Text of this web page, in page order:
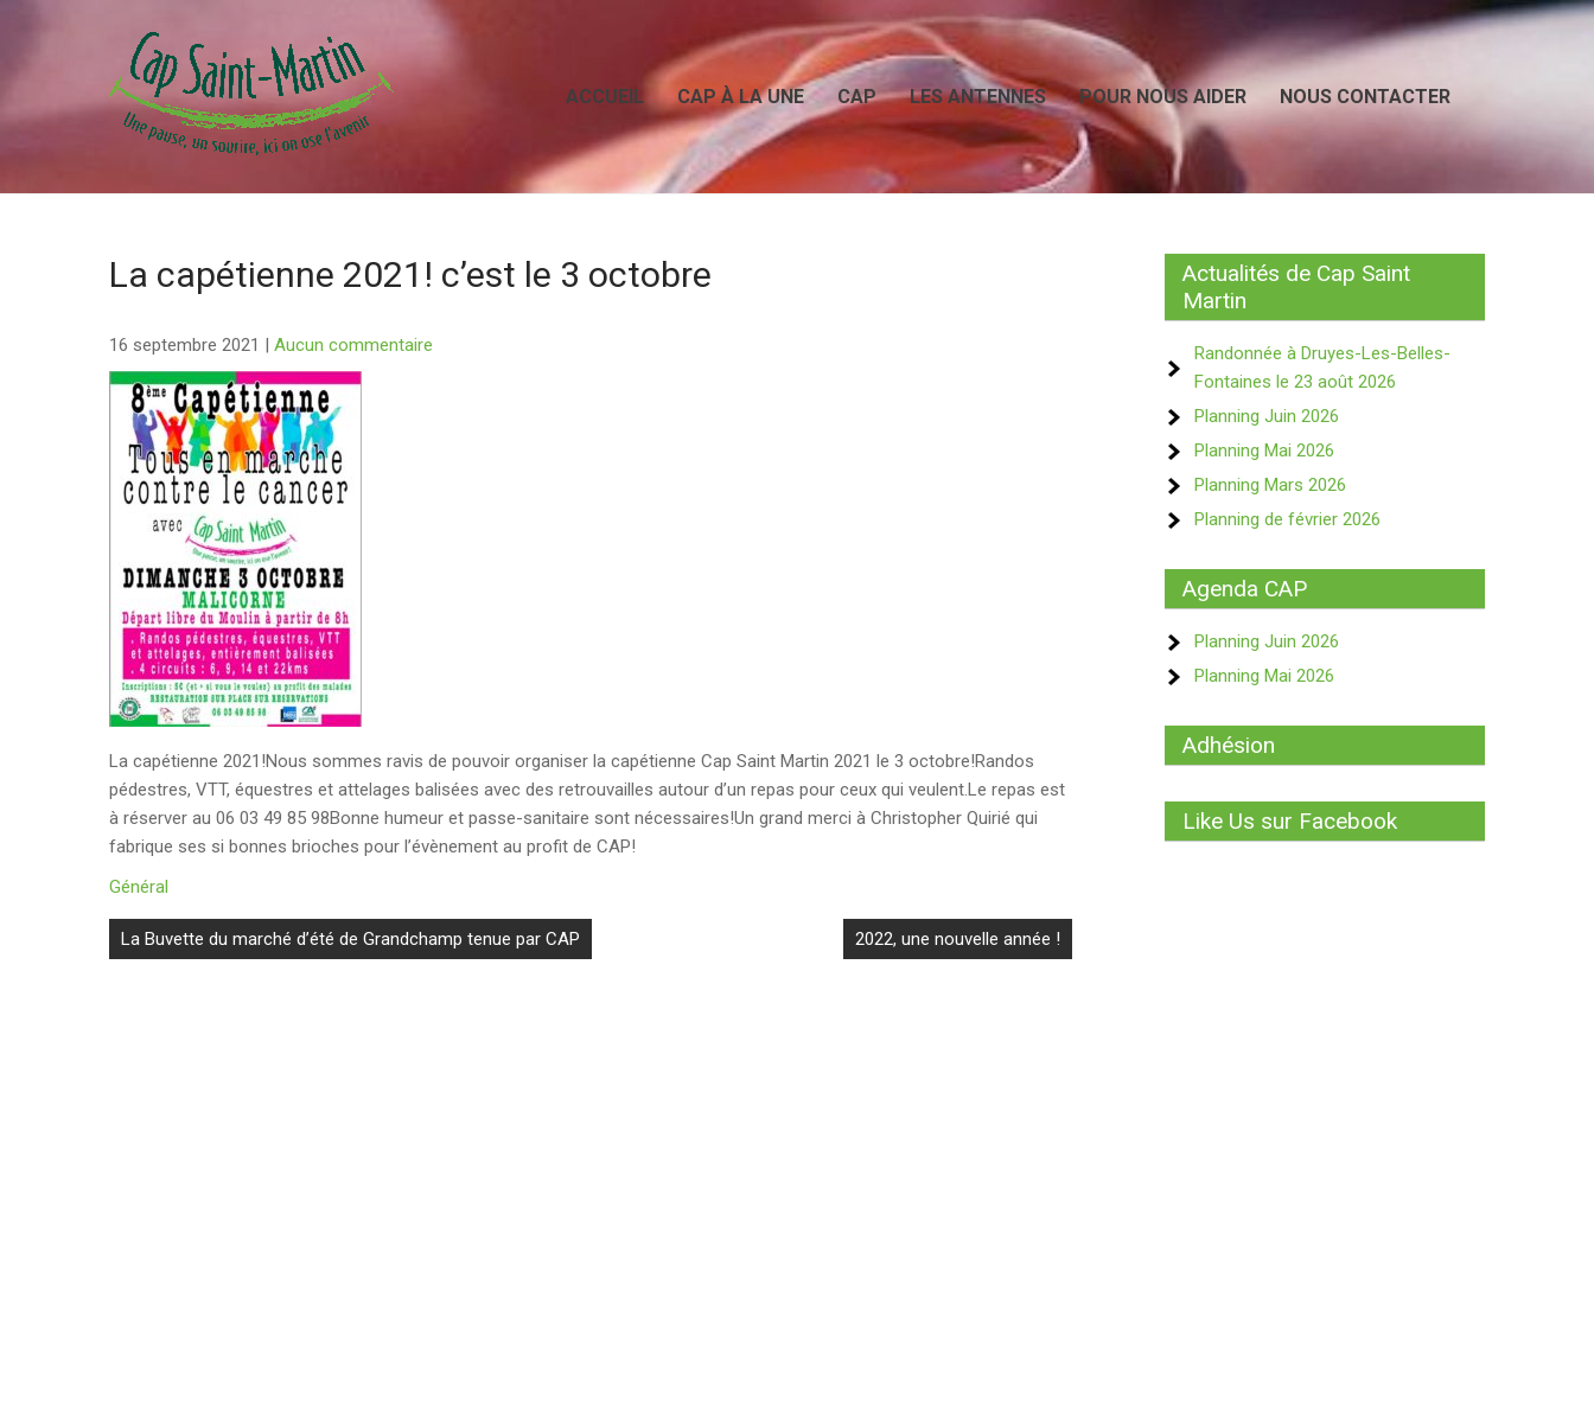
ACCUEIL CAP À LA UNE CAP LES ANTENNES POUR NOUS AIDER NOUS CONTACTER
La capétienne 2021! c’est le 3 octobre
16 septembre 2021 | Aucun commentaire
La capétienne 2021!Nous sommes ravis de pouvoir organiser la capétienne Cap Saint Martin 2021 le 3 octobre!Randos
pédestres, VTT, équestres et attelages balisées avec des retrouvailles autour d’un repas pour ceux qui veulent.Le repas est
à réserver au 06 03 49 85 98Bonne humeur et passe-sanitaire sont nécessaires!Un grand merci à Christopher Quirié qui
fabrique ses si bonnes brioches pour l’évènement au profit de CAP!
Général
Navigation
de
La Buvette du marché d’été de Grandchamp tenue par CAP 2022, une nouvelle année !
Actualités de Cap Saint
Martin
Randonnée à Druyes-Les-Belles-
Fontaines le 23 août 2026
Planning Juin 2026
Planning Mai 2026
Planning Mars 2026
Planning de février 2026
Agenda CAP
Planning Juin 2026
Planning Mai 2026
Adhésion
Like Us sur Facebook